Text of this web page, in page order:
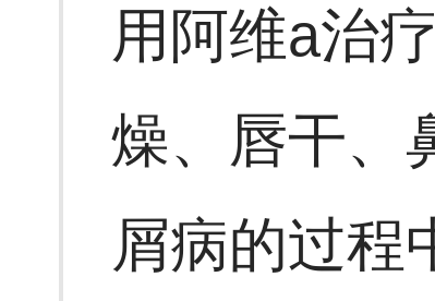
用阿维a治
燥、唇干、
屑病的过程